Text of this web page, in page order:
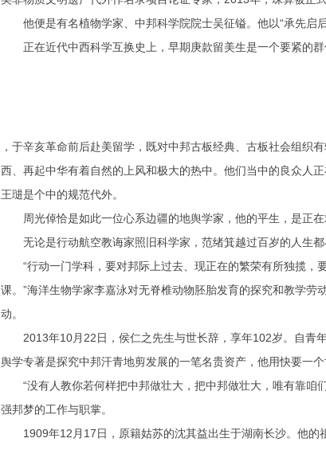
他便是有名植物学家、中邦科学院院士吴征镒。他以“承先启
正在近代中西科学互换史上，早期庚款留美生是一个要紧的群
，于辛亥革命前后赴美留学，既对中邦古板经典、古板社会组织
西、再起中华有着自然的上风和极大的热中。他们当中的良众人
王琎是个中的规范代外。
周光倬恰是如此一位心系边疆的地舆学家，他的平生，是正在
无论是行动航空教诲家照旧科学家，范绪箕越过百岁的人生都
“行动一门学科，要对邦际上过去、现正在的繁荣有所独揽，
课。”海洋生物学家李嘉泳对无脊椎动物胚胎发育的探究和教学
动。
2013年10月22日，侯仁之先生与世长辞，享年102岁。自青
舆学专著是探究中邦汗青地剪发展的一笔名贵资产，他用快要一
“没有人教你若何样把中邦做壮大，把中邦做壮大，唯有靠咱
强邦梦的工作与职掌。
1909年12月17日，原籍姑苏的沈其益出生于湖南长沙。他的